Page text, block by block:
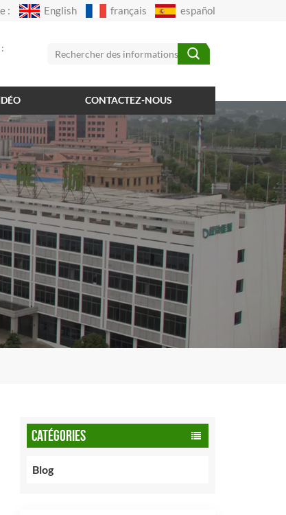
: English français español
CONTACTEZ-NOUS
CATÉGORIES
Blog